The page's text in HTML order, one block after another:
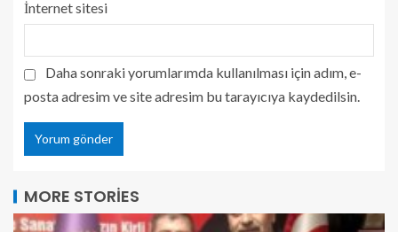
İnternet sitesi
Daha sonraki yorumlarımda kullanılması için adım, e-
posta adresim ve site adresim bu tarayıcıya kaydedilsin.
MORE STORIES